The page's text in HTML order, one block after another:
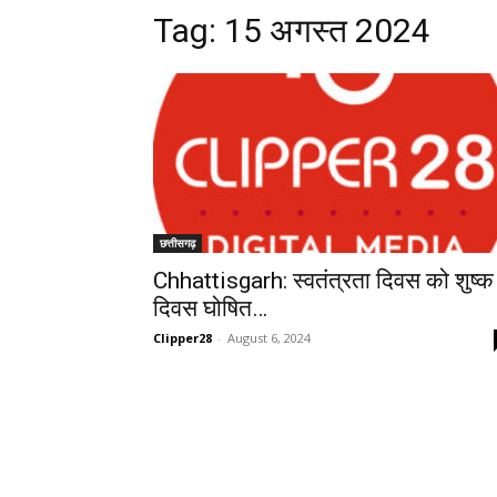
Tag: 15 अगस्त 2024
छत्तीसगढ़
Chhattisgarh: स्वतंत्रता दिवस को शुष्क
दिवस घोषित…
Clipper28 - August 6, 2024